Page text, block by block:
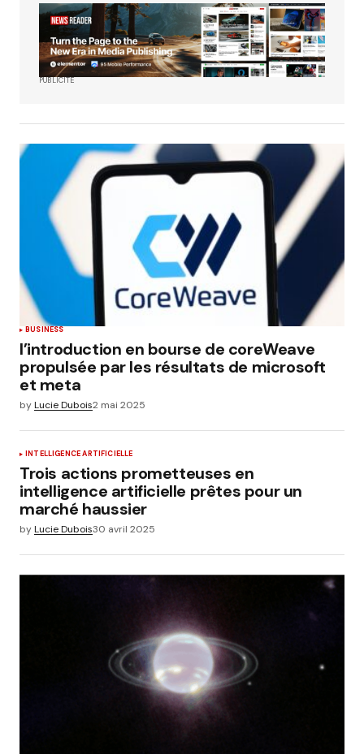
PUBLICITÉ
BUSINESS
l’introduction en bourse de coreWeave
propulsée par les résultats de microsoft
et meta
byLucie Dubois2 mai 2025
INTELLIGENCE ARTIFICIELLE
Trois actions prometteuses en
intelligence artificielle prêtes pour un
marché haussier
byLucie Dubois30 avril 2025